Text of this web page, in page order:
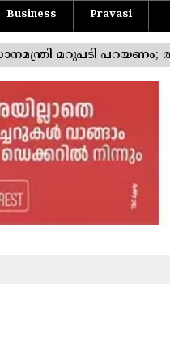
Business Pravasi